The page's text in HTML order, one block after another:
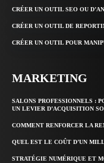
CRÉER UN OUTIL SEO OU
CRÉER UN OUTIL DE
CRÉER UN OUTIL POUR
MARKETING
SALONS PROFESSIONNELS :
UN LEVIER D’ACQUISITION
COMMENT RENFORCER LA
QUEL EST LE COÛT D’UN
STRATÉGIE NUMÉRIQUE ET